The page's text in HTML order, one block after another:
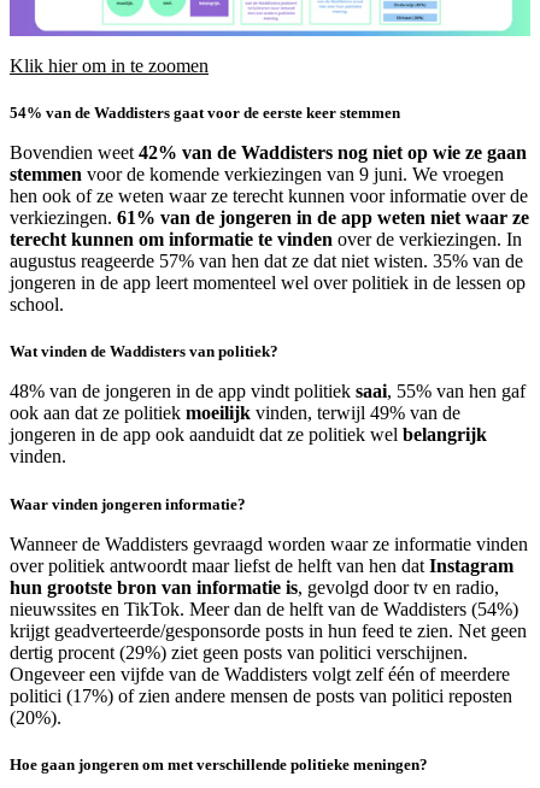
Klik hier om in te zoomen
54% van de Waddisters gaat voor de eerste keer stemmen
Bovendien weet 42% van de Waddisters nog niet op wie ze gaan
stemmen voor de komende verkiezingen van 9 juni. We vroegen
hen ook of ze weten waar ze terecht kunnen voor informatie over de
verkiezingen. 61% van de jongeren in de app weten niet waar ze
terecht kunnen om informatie te vinden over de verkiezingen. In
augustus reageerde 57% van hen dat ze dat niet wisten. 35% van de
jongeren in de app leert momenteel wel over politiek in de lessen op
school.
Wat vinden de Waddisters van politiek?
48% van de jongeren in de app vindt politiek saai, 55% van hen gaf
ook aan dat ze politiek moeilijk vinden, terwijl 49% van de
jongeren in de app ook aanduidt dat ze politiek wel belangrijk
vinden.
Waar vinden jongeren informatie?
Wanneer de Waddisters gevraagd worden waar ze informatie vinden
over politiek antwoordt maar liefst de helft van hen dat Instagram
hun grootste bron van informatie is, gevolgd door tv en radio,
nieuwssites en TikTok. Meer dan de helft van de Waddisters (54%)
krijgt geadverteerde/gesponsorde posts in hun feed te zien. Net geen
dertig procent (29%) ziet geen posts van politici verschijnen.
Ongeveer een vijfde van de Waddisters volgt zelf één of meerdere
politici (17%) of zien andere mensen de posts van politici reposten
(20%).
Hoe gaan jongeren om met verschillende politieke meningen?